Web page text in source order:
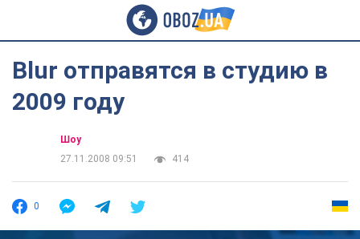
Blur отправятся в студию в
2009 году
Шоу
27.11.2008 09:51
414
0